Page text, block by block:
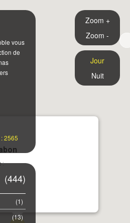
:
vous
de
2565
(444)
(1)
(13)
Zoom +
Zoom -
Jour
Nuit